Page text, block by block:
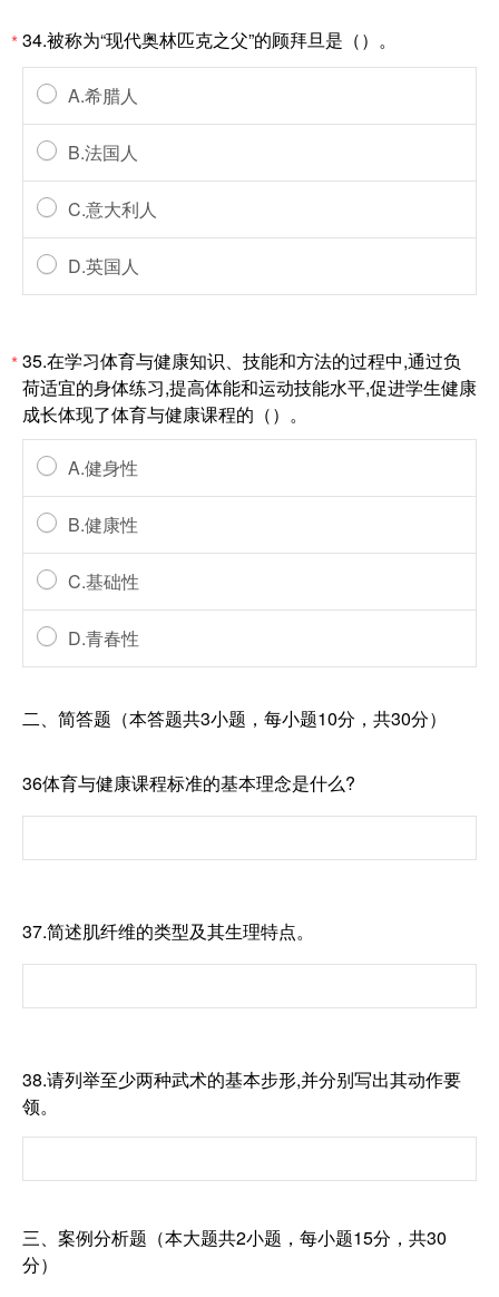
*34.被称为“现代奥林匹克之父”的顾拜旦是（）。
A.希腊人
B.法国人
C.意大利人
D.英国人
*35.在学习体育与健康知识、技能和方法的过程中,通过负
荷适宜的身体练习,提高体能和运动技能水平,促进学生健康
成长体现了体育与健康课程的（）。
A.健身性
B.健康性
C.基础性
D.青春性
二、简答题（本答题共3小题，每小题10分，共30分）
36体育与健康课程标准的基本理念是什么?
37.简述肌纤维的类型及其生理特点。
38.请列举至少两种武术的基本步形,并分别写出其动作要
领。
三、案例分析题（本大题共2小题，每小题15分，共30
分）